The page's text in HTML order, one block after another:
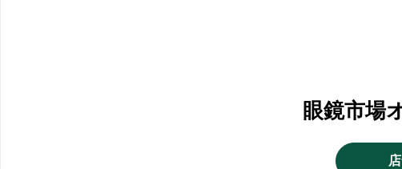
眼鏡市場